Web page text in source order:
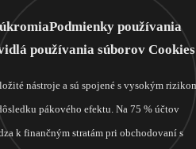
Podmienky používania
používania súborov Cookies
nástroje a sú spojené s vysokým
pákového efektu. Na 75 % účtov
k finančným stratám pri obchodovaní s